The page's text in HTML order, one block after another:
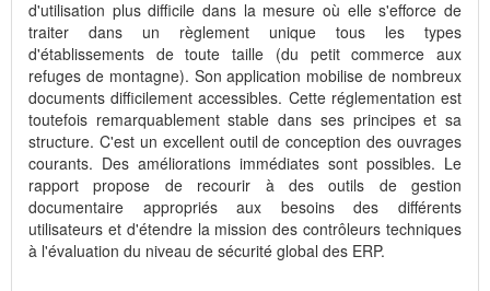
d'utilisation plus difficile dans la mesure où elle s'efforce de
traiter dans un règlement unique tous les types
d'établissements de toute taille (du petit commerce aux
refuges de montagne). Son application mobilise de nombreux
documents difficilement accessibles. Cette réglementation est
toutefois remarquablement stable dans ses principes et sa
structure. C'est un excellent outil de conception des ouvrages
courants. Des améliorations immédiates sont possibles. Le
rapport propose de recourir à des outils de gestion
documentaire appropriés aux besoins des différents
utilisateurs et d'étendre la mission des contrôleurs techniques
à l'évaluation du niveau de sécurité global des ERP.